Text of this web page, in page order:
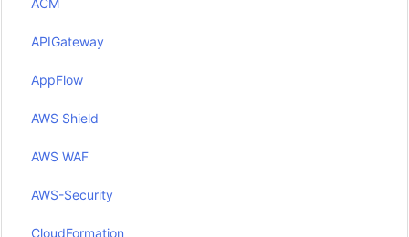
APIGateway
AppFlow
AWS Shield
AWS WAF
AWS-Security
CloudFormation